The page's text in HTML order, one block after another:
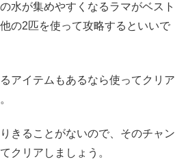
水が集めやすくなるラマがベスト
の2匹を使って攻略するといいで
アイテムもあるなら使ってクリア
きることがないので、そのチャン
クリアしましょう。